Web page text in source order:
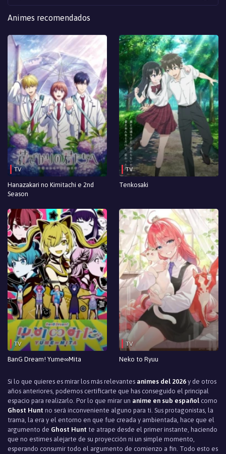
Episodio 10
Episodio 9
Episodio 8
Episodio 7
Episodio 6
Episodio 5
Episodio 4
Episodio 3
Episodio 2
Animes recomendados
TV
Hanazakari no Kimitachi e 2nd
Season
TV
Tenkosaki
TV
BanG Dream! Yume∞Mita
TV
Neko to Ryuu
Si lo que quieres es mirar los más relevantes animes del 2026 y de otros
años anteriores, podemos certificarte que has conseguido el principal
espacio para realizarlo. Por lo que mirar un anime en sub español como
Ghost Hunt no será inconveniente alguno para ti. Sus protagonistas, la
trama, la era y el entorno en que fue creada y ambientada, hace que el
argumento de Ghost Hunt te atrape desde el primer instante, haciendo
que no estimes alejarte de su proyección ni un simple momento,
esperando consumir todo el argumento de comienzo a fin. Todo esto es